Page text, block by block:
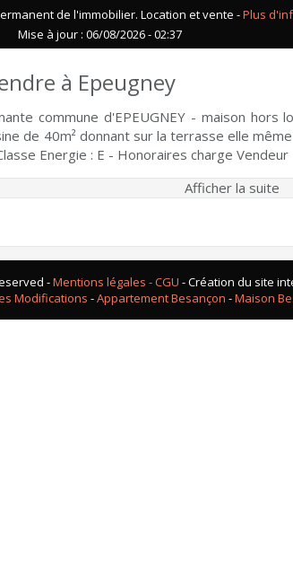
de l'immobilier. Location et vente -Plus
Mise à jour : 06/08/2026 - 02:37
à Epeugney
commune d'EPEUGNEY - maison
de 40m² donnant sur la terrasse elle
Energie : E - Honoraires charge Vendeur
Afficher la suite
-Mentions légales - CGU - Création du site
Modifications -Appartement Besançon -Maison